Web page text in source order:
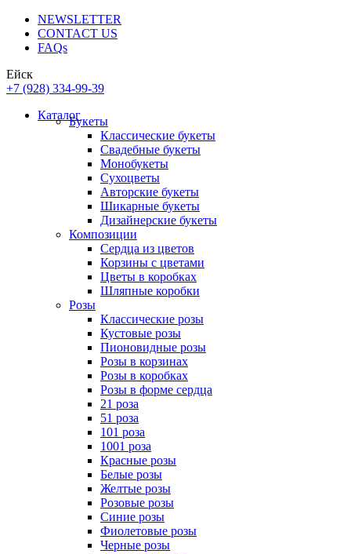
NEWSLETTER
CONTACT US
FAQs
Ейск
+7 (928) 334-99-39
КаталогБукеты
Классические букеты
Свадебные букеты
Монобукеты
Сухоцветы
Авторские букеты
Шикарные букеты
Дизайнерские букеты
Композиции
Сердца из цветов
Корзины с цветами
Цветы в коробках
Шляпные коробки
Розы
Классические розы
Кустовые розы
Пионовидные розы
Розы в корзинах
Розы в коробках
Розы в форме сердца
21 роза
51 роза
101 роза
1001 роза
Красные розы
Белые розы
Желтые розы
Розовые розы
Синие розы
Фиолетовые розы
Черные розы